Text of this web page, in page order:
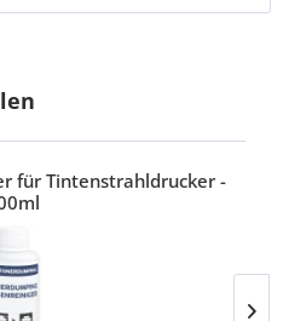
für Tintenstrahldrucker -